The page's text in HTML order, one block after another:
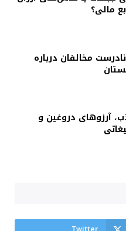
مالی؟
مخالفان درباره
آرزوهای دروغین و